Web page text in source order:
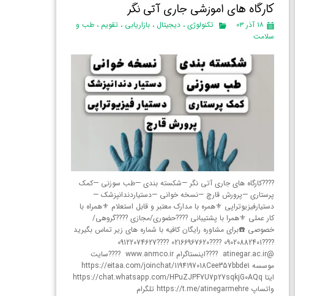
کارگاه های اموزشی جاری آتی نگر
۱۸ آذر ۰۳ تکنولوژی، دیجیتال ، بازاریابی ، تقویم، طب و
سلامت
????کارگاه های جاری آتی نگر —شکسته بندی —طب سوزنی —کمک
پرستاری —پرورش قارچ —نسخه خوانی —دستیاردندانپزشک —
دستیارفیزیوتراپی ⚜️همره با مدارک معتبر و قابل استعلام ⚜️همراه با
کار عملی ⚜️همرا با پشتیبانی ????حضوری/مجازی ????گروهی/
خصوصی ☎️برای مشاوره رایگان کافیه با شماره های زیر تماس بگیرید
????09020882401 ????02166967620 ????09122074627
@atinegar.ac.ir ????اینستاگرام www.anmco.ir ????سایت
موسسه https://eitaa.com/joinchat/1194197018Cee357bbde1
ایتا https://chat.whatsapp.com/HPuZJPF7U7p27sqkjG0AQq
واتساپ https://t.me/atinegarmehre تلگرام